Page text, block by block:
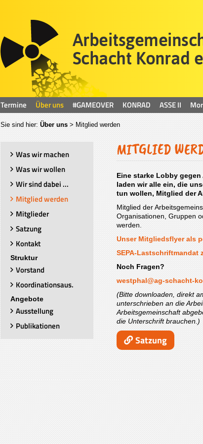
Termine Über uns #GAMEOVER KONRAD ASSE II
Sie sind hier: Über uns > Mitglied werden
Was wir machen
Was wir wollen
Wir sind dabei ...
Mitglied werden
Mitglieder
Satzung
Kontakt
Struktur
Vorstand
Koordinationsaus.
Angebote
Ausstellung
Publikationen
MITGLIED
Eine starke Lobby
laden wir alle ein, die
tun wollen, Mitglied der
Mitglied der
Organisationen, Gruppen
werden.
Unser Mitgliedsflyer als
SEPA-Lastschriftmandat
Noch Fragen?
westphal@ag-schacht-
(Bitte downloaden, direkt
unterschrieben an die
Arbeitsgemeinschaft
die Unterschrift brauchen.)
Satzung